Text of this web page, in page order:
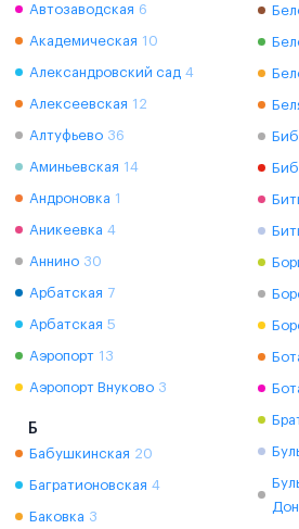
Автозаводская 6
Академическая 10
Александровский сад 4
Алексеевская 12
Алтуфьево 36
Аминьевская 14
Андроновка 1
Аникеевка 4
Аннино 30
Арбатская 7
Арбатская 5
Аэропорт 13
Аэропорт Внуково 3
Б
Бабушкинская 20
Багратионовская 4
Баковка 3